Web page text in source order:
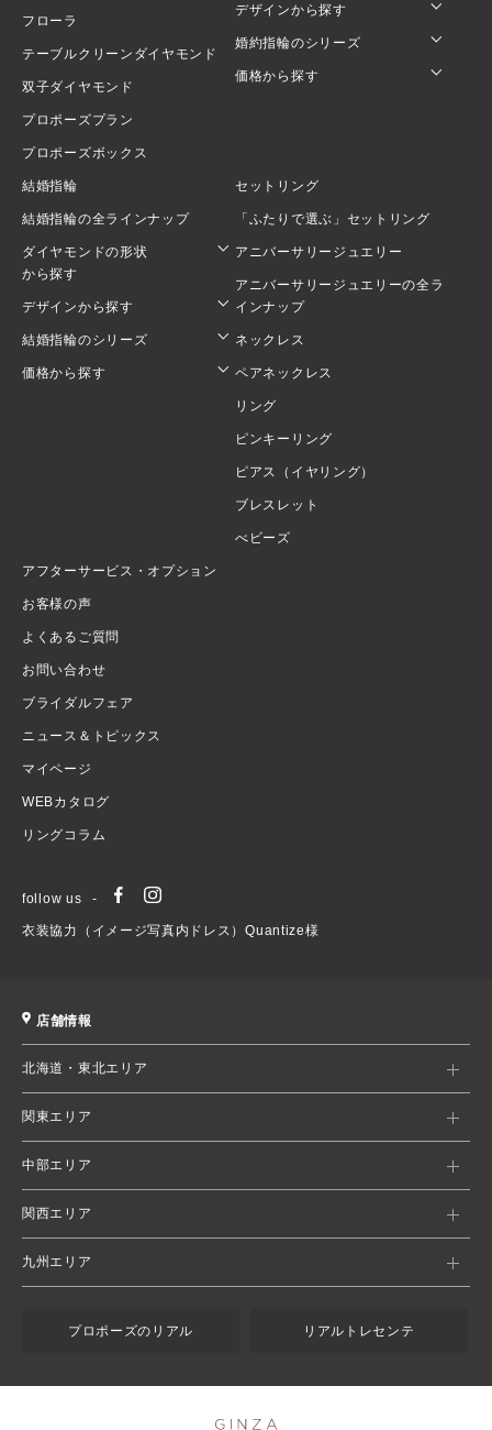
フローラ
テーブルクリーンダイヤモンド
双子ダイヤモンド
プロポーズプラン
プロポーズボックス
デザインから探す
婚約指輪のシリーズ
価格から探す
結婚指輪
結婚指輪の全ラインナップ
ダイヤモンドの形状
から探す
デザインから探す
結婚指輪のシリーズ
価格から探す
セットリング
「ふたりで選ぶ」セットリング
アニバーサリージュエリー
アニバーサリージュエリーの全ラ
インナップ
ネックレス
ペアネックレス
リング
ピンキーリング
ピアス（イヤリング）
ブレスレット
べビーズ
アフターサービス・オプション
お客様の声
よくあるご質問
お問い合わせ
ブライダルフェア
ニュース＆トピックス
マイページ
WEBカタログ
リングコラム
follow us
衣装協力（イメージ写真内ドレス）Quantize様
店舗情報
北海道・東北エリア
関東エリア
中部エリア
関西エリア
九州エリア
プロポーズのリアル リアルトレセンテ